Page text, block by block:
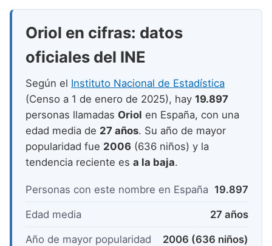
Nombres de niño que empiezan por S
Nombres de niño que empiezan por T
Nombres de niño que empiezan por U
Nombres de niño que empiezan por V
Nombres de niño que empiezan por W
Nombres de niño que empiezan por X
Oriol en cifras: datos
oficiales del INE
Según el Instituto Nacional de Estadística
(Censo a 1 de enero de 2025), hay 19.897
personas llamadas Oriol en España, con una
edad media de 27 años. Su año de mayor
popularidad fue 2006 (636 niños) y la
tendencia reciente es a la baja.
Personas con este nombre en España 19.897
Edad media 27 años
Año de mayor popularidad 2006 (636 niños)